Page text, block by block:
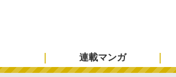
連載マンガ